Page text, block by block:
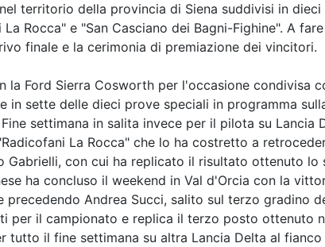
territorio della provincia di Siena suddivisi in
Rocca" e "San Casciano dei Bagni-Fighine". A
finale e la cerimonia di premiazione dei vincitori.
Ford Sierra Cosworth per l'occasione condivisa
sette delle dieci prove speciali in programma
settimana in salita invece per il pilota su
La Rocca" che lo ha costretto a
con cui ha replicato il risultato ottenuto
ha concluso il weekend in Val d'Orcia con la
Andrea Succi, salito sul terzo gradino
il campionato e replica il terzo posto ottenuto
il fine settimana su altra Lancia Delta al